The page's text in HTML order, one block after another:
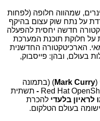
שמהווה חלופה (לפחות
על נתח שוק עצום בהיקף
חדשה יחסית להפעלה
חלוקת תוכנת המערכת
הארכיטקטורה החדשנית
בעולם, ובהן: פייסבוק,
(Mark Curry)
(בתמונה
Red Hat
- תשתית
לראיון בלעדי להכרת
בעולם הטלקום.